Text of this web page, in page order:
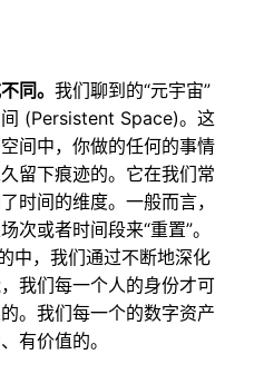
同。 我们聊到的“元宇宙”
(Persistent Space)。这
间中，你做的任何的事情
留下痕迹的。它在我们常
时间的维度。一般而言，
次或者时间段来“重置”。
中，我们通过不断地深化
我们每一个人的身份才可
。我们每一个的数字资产
有价值的。